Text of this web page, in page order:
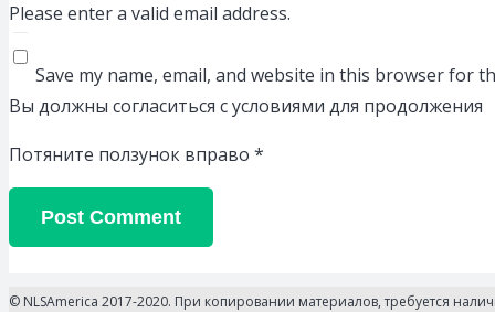
Please enter a valid email address.
Save my name, email, and website in this browser for
Вы должны согласиться с условиями для продолжения
Потяните ползунок вправо *
Post Comment
© NLSAmerica 2017-2020. При копировании материалов, требуется